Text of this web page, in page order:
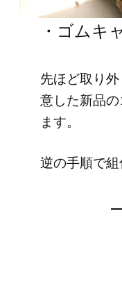
・ゴムキ
先ほど取り
意した新品
ます。
逆の手順で組